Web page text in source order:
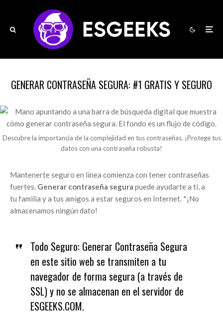
GENERAR CONTRASEÑA SEGURA: #1 GRATIS Y SEGURO
Descubre la importancia de la complejidad en tus contraseñas. ¡Protege tus
datos con una contraseña robusta!
Mantenerte seguro en línea comienza con tener contraseñas
fuertes. Generar contraseña segura puede ayudarte a ti, a
tu familia y a tus amigos a estar seguros en Internet. *¡No
almacenamos ningún dato!
Todo Seguro: Generar Contraseña Segura
en este sitio web se transmiten a tu
navegador de forma segura (a través de
SSL) y no se almacenan en el servidor de
ESGEEKS.COM.